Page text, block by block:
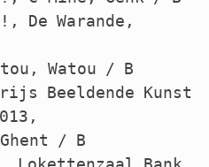
De Warande,
Watou / B
Beeldende Kunst
/ B